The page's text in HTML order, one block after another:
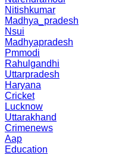
Nitishkumar
Madhya_pradesh
Nsui
Madhyapradesh
Pmmodi
Rahulgandhi
Uttarpradesh
Haryana
Cricket
Lucknow
Uttarakhand
Crimenews
Aap
Education